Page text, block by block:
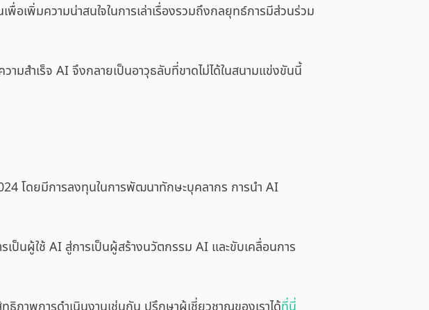
อเพิ่มความน่าสนใจในการเล่าเรื่องรวมถึงกลยุทธ์การมีส่วนร่วม
มสำเร็จ AI จึงกลายเป็นอาวุธลับที่ขาดไม่ได้ในสนามแข่งขันนี้
โดยมีการลงทุนในการพัฒนาทักษะบุคลากร การนำ AI
เป็นผู้ใช้ AI สู่การเป็นผู้สร้างนวัตกรรม AI และขับเคลื่อนการ